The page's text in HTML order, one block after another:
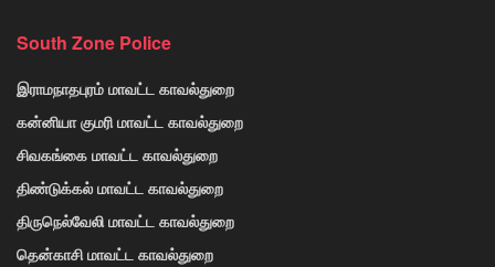
South Zone Police
இராமநாதபுரம் மாவட்ட காவல்துறை
கன்னியா குமரி மாவட்ட காவல்துறை
சிவகங்கை மாவட்ட காவல்துறை
திண்டுக்கல் மாவட்ட காவல்துறை
திருநெல்வேலி மாவட்ட காவல்துறை
தென்காசி மாவட்ட காவல்துறை